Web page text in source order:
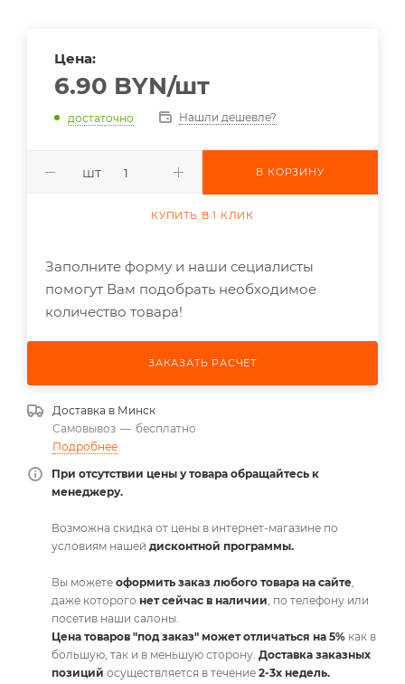
Цена:
6.90 BYN/шт
достаточно Нашли дешевле?
шт В КОРЗИНУ
КУПИТЬ В 1 КЛИК
Заполните форму и наши сециалисты
помогут Вам подобрать необходимое
количество товара!
ЗАКАЗАТЬ РАСЧЕТ
Доставка в Минск
Самовывоз — бесплатно
Подробнее
При отсутствии цены у товара обращайтесь к
менеджеру.
Возможна скидка от цены в интернет-магазине по
условиям нашей дисконтной программы.
Вы можете оформить заказ любого товара на сайте,
даже которого нет сейчас в наличии, по телефону или
посетив наши салоны.
Цена товаров "под заказ" может отличаться на 5% как в
большую, так и в меньшую сторону. Доставка заказных
позиций осуществляется в течение 2-3х недель.